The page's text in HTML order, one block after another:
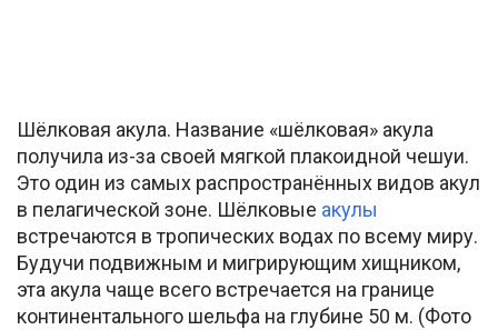
Шёлковая акула. Название «шёлковая» акула
получила из-за своей мягкой плакоидной чешуи.
Это один из самых распространённых видов акул
в пелагической зоне. Шёлковые акулы
встречаются в тропических водах по всему миру.
Будучи подвижным и мигрирующим хищником,
эта акула чаще всего встречается на границе
континентального шельфа на глубине 50 м. (Фото